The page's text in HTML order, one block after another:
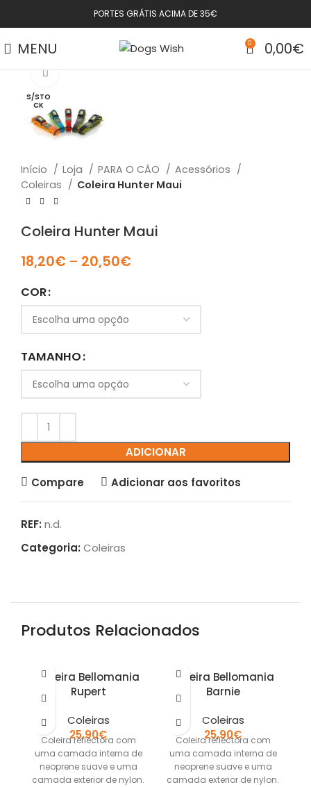
PORTES GRÁTIS ACIMA DE 35€
MENU 0 0,00€
S/STO
CK
Click to enlarge
Início Loja PARA O CÃO
Acessórios
Coleiras
Coleira Hunter Maui
Coleira Hunter Maui
18,20€ – 20,50€
COR
TAMANHO
ADICIONAR
Compare Adicionar aos favoritos
REF: n.d.
Categoria: Coleiras
Produtos Relacionados
Coleira Bellomania
Rupert
Coleiras
25,90€
Coleira reflectora com
uma camada interna de
neoprene suave e uma
camada exterior de nylon.
Coleira Bellomania
Barnie
Coleiras
25,90€
Coleira reflectora com
uma camada interna de
neoprene suave e uma
camada exterior de nylon.